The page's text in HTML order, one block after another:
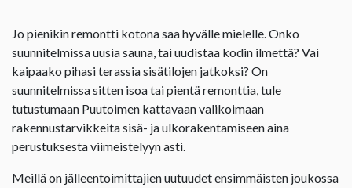
Jo pienikin remontti kotona saa hyvälle mielelle. Onko
suunnitelmissa uusia sauna, tai uudistaa kodin ilmettä? Vai
kaipaako pihasi terassia sisätilojen jatkoksi? On
suunnitelmissa sitten isoa tai pientä remonttia, tule
tutustumaan Puutoimen kattavaan valikoimaan
rakennustarvikkeita sisä- ja ulkorakentamiseen aina
perustuksesta viimeistelyyn asti.
Meillä on jälleentoimittajien uutuudet ensimmäisten joukossa